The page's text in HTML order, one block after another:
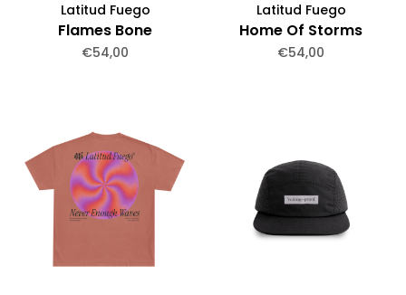
Latitud Fuego
Flames Bone
€54,00
Latitud Fuego
Home Of Storms
€54,00